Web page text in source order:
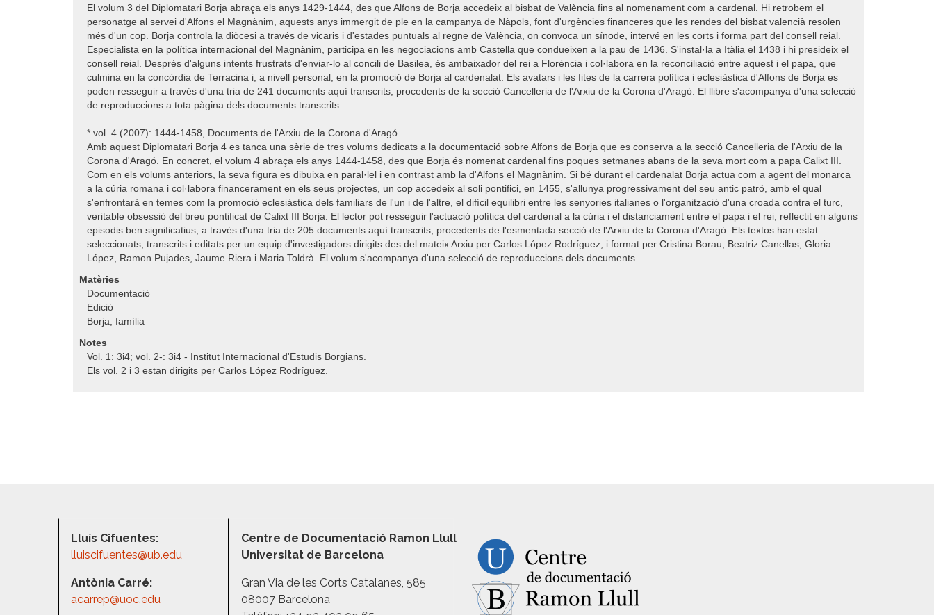
El volum 3 del Diplomatari Borja abraça els anys 1429-1444, des que Alfons de Borja accedeix al bisbat de València fins al nomenament com a cardenal. Hi retrobem el
personatge al servei d'Alfons el Magnànim, aquests anys immergit de ple en la campanya de Nàpols, font d'urgències financeres que les rendes del bisbat valencià resolen
més d'un cop. Borja controla la diòcesi a través de vicaris i d'estades puntuals al regne de València, on convoca un sínode, intervé en les corts i forma part del consell reial.
Especialista en la política internacional del Magnànim, participa en les negociacions amb Castella que condueixen a la pau de 1436. S'instal·la a Itàlia el 1438 i hi presideix el
consell reial. Després d'alguns intents frustrats d'enviar-lo al concili de Basilea, és ambaixador del rei a Florència i col·labora en la reconciliació entre aquest i el papa, que
culmina en la concòrdia de Terracina i, a nivell personal, en la promoció de Borja al cardenalat. Els avatars i les fites de la carrera política i eclesiàstica d'Alfons de Borja es
poden resseguir a través d'una tria de 241 documents aquí transcrits, procedents de la secció Cancelleria de l'Arxiu de la Corona d'Aragó. El llibre s'acompanya d'una selecció
de reproduccions a tota pàgina dels documents transcrits.
* vol. 4 (2007): 1444-1458, Documents de l'Arxiu de la Corona d'Aragó
Amb aquest Diplomatari Borja 4 es tanca una sèrie de tres volums dedicats a la documentació sobre Alfons de Borja que es conserva a la secció Cancelleria de l'Arxiu de la
Corona d'Aragó. En concret, el volum 4 abraça els anys 1444-1458, des que Borja és nomenat cardenal fins poques setmanes abans de la seva mort com a papa Calixt III.
Com en els volums anteriors, la seva figura es dibuixa en paral·lel i en contrast amb la d'Alfons el Magnànim. Si bé durant el cardenalat Borja actua com a agent del monarca
a la cúria romana i col·labora financerament en els seus projectes, un cop accedeix al soli pontifici, en 1455, s'allunya progressivament del seu antic patró, amb el qual
s'enfrontarà en temes com la promoció eclesiàstica dels familiars de l'un i de l'altre, el difícil equilibri entre les senyories italianes o l'organització d'una croada contra el turc,
veritable obsessió del breu pontificat de Calixt III Borja. El lector pot resseguir l'actuació política del cardenal a la cúria i el distanciament entre el papa i el rei, reflectit en alguns
episodis ben significatius, a través d'una tria de 205 documents aquí transcrits, procedents de l'esmentada secció de l'Arxiu de la Corona d'Aragó. Els textos han estat
seleccionats, transcrits i editats per un equip d'investigadors dirigits des del mateix Arxiu per Carlos López Rodríguez, i format per Cristina Borau, Beatriz Canellas, Gloria
López, Ramon Pujades, Jaume Riera i Maria Toldrà. El volum s'acompanya d'una selecció de reproduccions dels documents.
Matèries
Documentació
Edició
Borja, família
Notes
Vol. 1: 3i4; vol. 2-: 3i4 - Institut Internacional d'Estudis Borgians.
Els vol. 2 i 3 estan dirigits per Carlos López Rodríguez.
Lluís Cifuentes:
lluiscifuentes@ub.edu
Antònia Carré:
acarrep@uoc.edu
Centre de Documentació Ramon Llull
Universitat de Barcelona
Gran Via de les Corts Catalanes, 585
08007 Barcelona